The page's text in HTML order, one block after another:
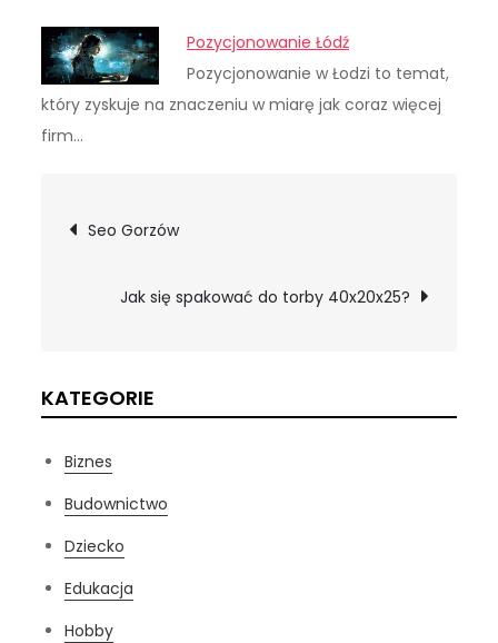
Pozycjonowanie Łódź
Pozycjonowanie w Łodzi to temat,
który zyskuje na znaczeniu w miarę jak coraz więcej
firm…
Nawigacja
wpisu
Seo Gorzów
Jak się spakować do torby 40x20x25?
KATEGORIE
Biznes
Budownictwo
Dziecko
Edukacja
Hobby